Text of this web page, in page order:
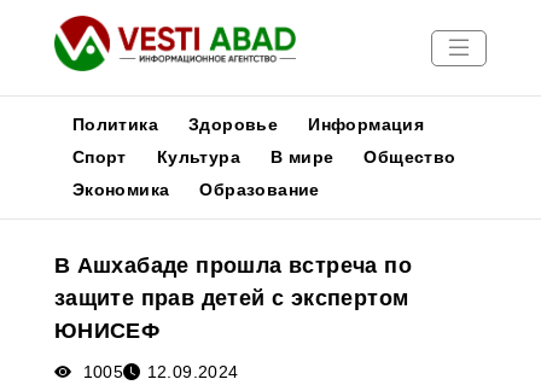
Новости
Медиа
Афиша
Политика Здоровье
Информация
Спорт
Культура В мире
Общество
Экономика
Образование
В Ашхабаде прошла встреча по
защите прав детей с экспертом
ЮНИСЕФ
1005 12.09.2024